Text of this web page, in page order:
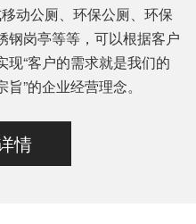
动公厕、环保公厕、环保
钢岗亭等等，可以根据客户
“客户的需求就是我们的
”的企业经营理念。
情